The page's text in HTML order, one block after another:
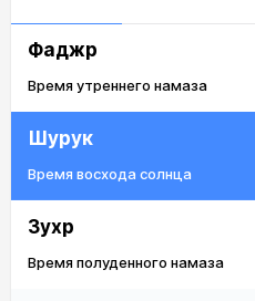
Фаджр
Время утреннего намаза
Шурук
Время восхода солнца
Зухр
Время полуденного намаза